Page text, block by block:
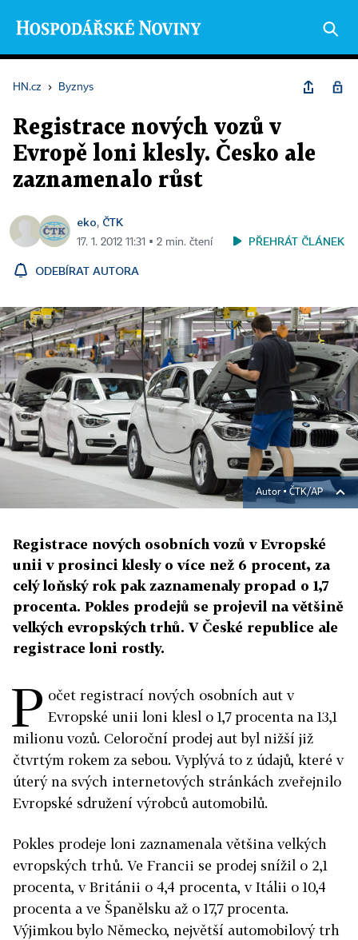
HN.cz › Byznys
Registrace nových vozů v
Evropě loni klesly. Česko ale
zaznamenalo růst
eko, ČTK
17. 1. 2012 11:31 ▪ 2 min. čtení PŘEHRÁT ČLÁNEK
ODEBÍRAT AUTORA
Autor ▪ ČTK/AP
Registrace nových osobních vozů v Evropské
unii v prosinci klesly o více než 6 procent, za
celý loňský rok pak zaznamenaly propad o 1,7
procenta. Pokles prodejů se projevil na většině
velkých evropských trhů. V České republice ale
registrace loni rostly.
P očet registrací nových osobních aut v
Evropské unii loni klesl o 1,7 procenta na 13,1
milionu vozů. Celoroční prodej aut byl nižší již
čtvrtým rokem za sebou. Vyplývá to z údajů, které v
úterý na svých internetových stránkách zveřejnilo
Evropské sdružení výrobců automobilů.
Pokles prodeje loni zaznamenala většina velkých
evropských trhů. Ve Francii se prodej snížil o 2,1
procenta, v Británii o 4,4 procenta, v Itálii o 10,4
procenta a ve Španělsku až o 17,7 procenta.
Výjimkou bylo Německo, největší automobilový trh